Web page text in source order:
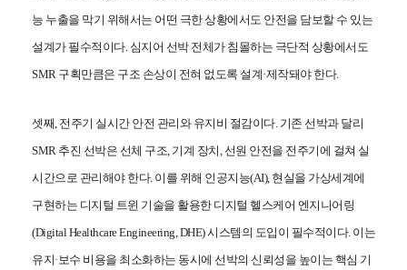
능 누출을 막기 위해서는 어떤 극한 상황에서도 안전을 담보할 수 있는
설계가 필수적이다. 심지어 선박 전체가 침몰하는 극단적 상황에서도
SMR 구획만큼은 구조 손상이 전혀 없도록 설계·제작돼야 한다.
셋째, 전주기 실시간 안전 관리와 유지비 절감이다. 기존 선박과 달리
SMR 추진 선박은 선체 구조, 기계 장치, 선원 안전을 전주기에 걸쳐 실
시간으로 관리해야 한다. 이를 위해 인공지능(AI), 현실을 가상세계에
구현하는 디지털 트윈 기술을 활용한 디지털 헬스케어 엔지니어링
(Digital Healthcare Engineering, DHE) 시스템의 도입이 필수적이다. 이는
유지·보수 비용을 최소화하는 동시에 선박의 신뢰성을 높이는 핵심 기